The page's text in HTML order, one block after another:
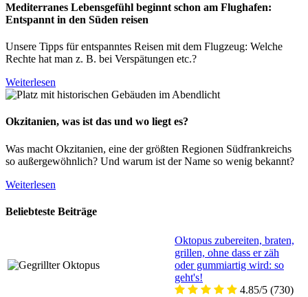
Mediterranes Lebensgefühl beginnt schon am Flughafen:
Entspannt in den Süden reisen
Unsere Tipps für entspanntes Reisen mit dem Flugzeug: Welche
Rechte hat man z. B. bei Verspätungen etc.?
Weiterlesen
Okzitanien, was ist das und wo liegt es?
Was macht Okzitanien, eine der größten Regionen Südfrankreichs
so außergewöhnlich? Und warum ist der Name so wenig bekannt?
Weiterlesen
Beliebteste Beiträge
Oktopus zubereiten, braten,
grillen, ohne dass er zäh
oder gummiartig wird: so
geht's!
4.85/5 (730)